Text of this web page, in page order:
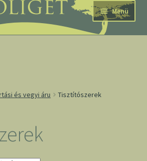
Menü
és vegyi áru Tisztítószerek